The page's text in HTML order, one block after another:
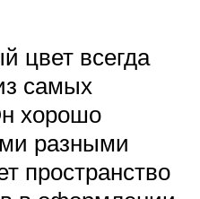
цвет всегда
самых
хорошо
разными
пространство